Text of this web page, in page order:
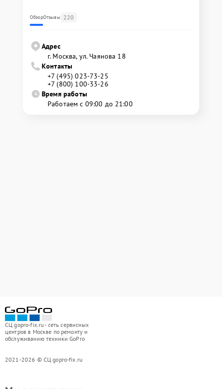
ОбзорОтзывы 220
Адрес
г. Москва, ул. Чаянова 18
Контакты
+7 (495) 023-73-25
+7 (800) 100-33-26
Время работы
Работаем с 09:00 до 21:00
СЦ gopro-fix.ru - сеть сервисных
центров в Москве по ремонту и
обслуживанию техники GoPro
2021-2026 © СЦ gopro-fix.ru